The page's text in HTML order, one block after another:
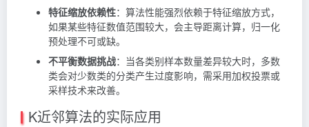
特征缩放依赖性：算法性能强烈依赖于特征缩放方式，
如果某些特征数值范围较大，会主导距离计算，归一化
预处理不可或缺。
不平衡数据挑战：当各类别样本数量差异较大时，多数
类会对少数类的分类产生过度影响，需采用加权投票或
采样技术来改善。
K近邻算法的实际应用